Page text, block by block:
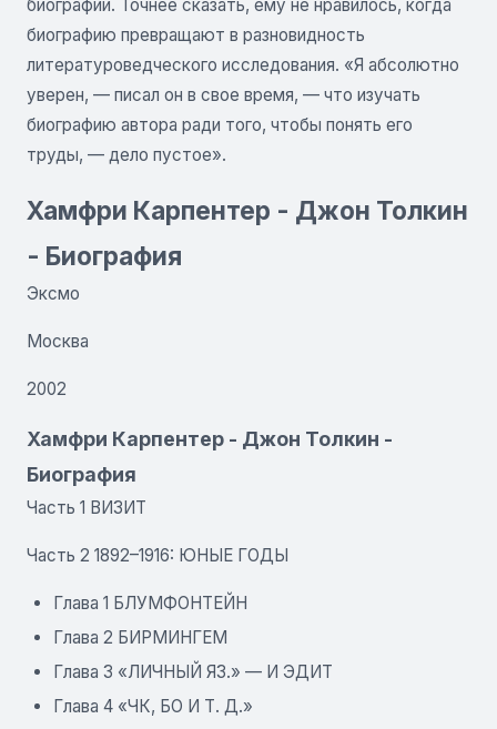
биографии. Точнее сказать, ему не нравилось, когда
биографию превращают в разновидность
литературоведческого исследования. «Я абсолютно
уверен, — писал он в свое время, — что изучать
биографию автора ради того, чтобы понять его
труды, — дело пустое».
Хамфри Карпентер - Джон Толкин
- Биография
Эксмо
Москва
2002
Хамфри Карпентер - Джон Толкин -
Биография
Часть 1 ВИЗИТ
Часть 2 1892–1916: ЮНЫЕ ГОДЫ
Глава 1 БЛУМФОНТЕЙН
Глава 2 БИРМИНГЕМ
Глава 3 «ЛИЧНЫЙ ЯЗ.» — И ЭДИТ
Глава 4 «ЧК, БО И Т. Д.»